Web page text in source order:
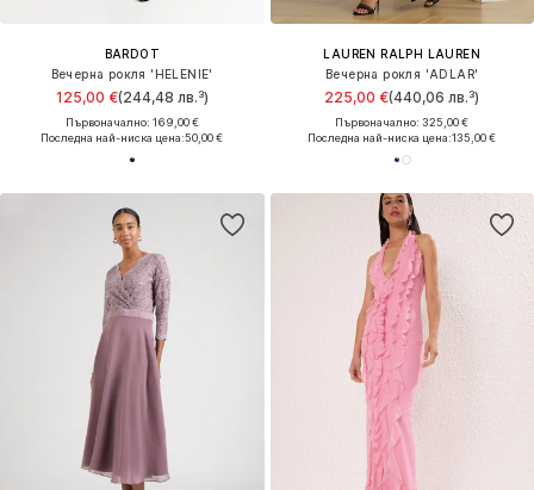
BARDOT
Вечерна рокля 'HELENIE'
125,00 €(244,48 лв.³)
Първоначално: 169,00 €
Последна най-ниска цена:50,00 €
LAUREN RALPH LAUREN
Вечерна рокля 'ADLAR'
225,00 €(440,06 лв.³)
Първоначално: 325,00 €
Последна най-ниска цена:135,00 €